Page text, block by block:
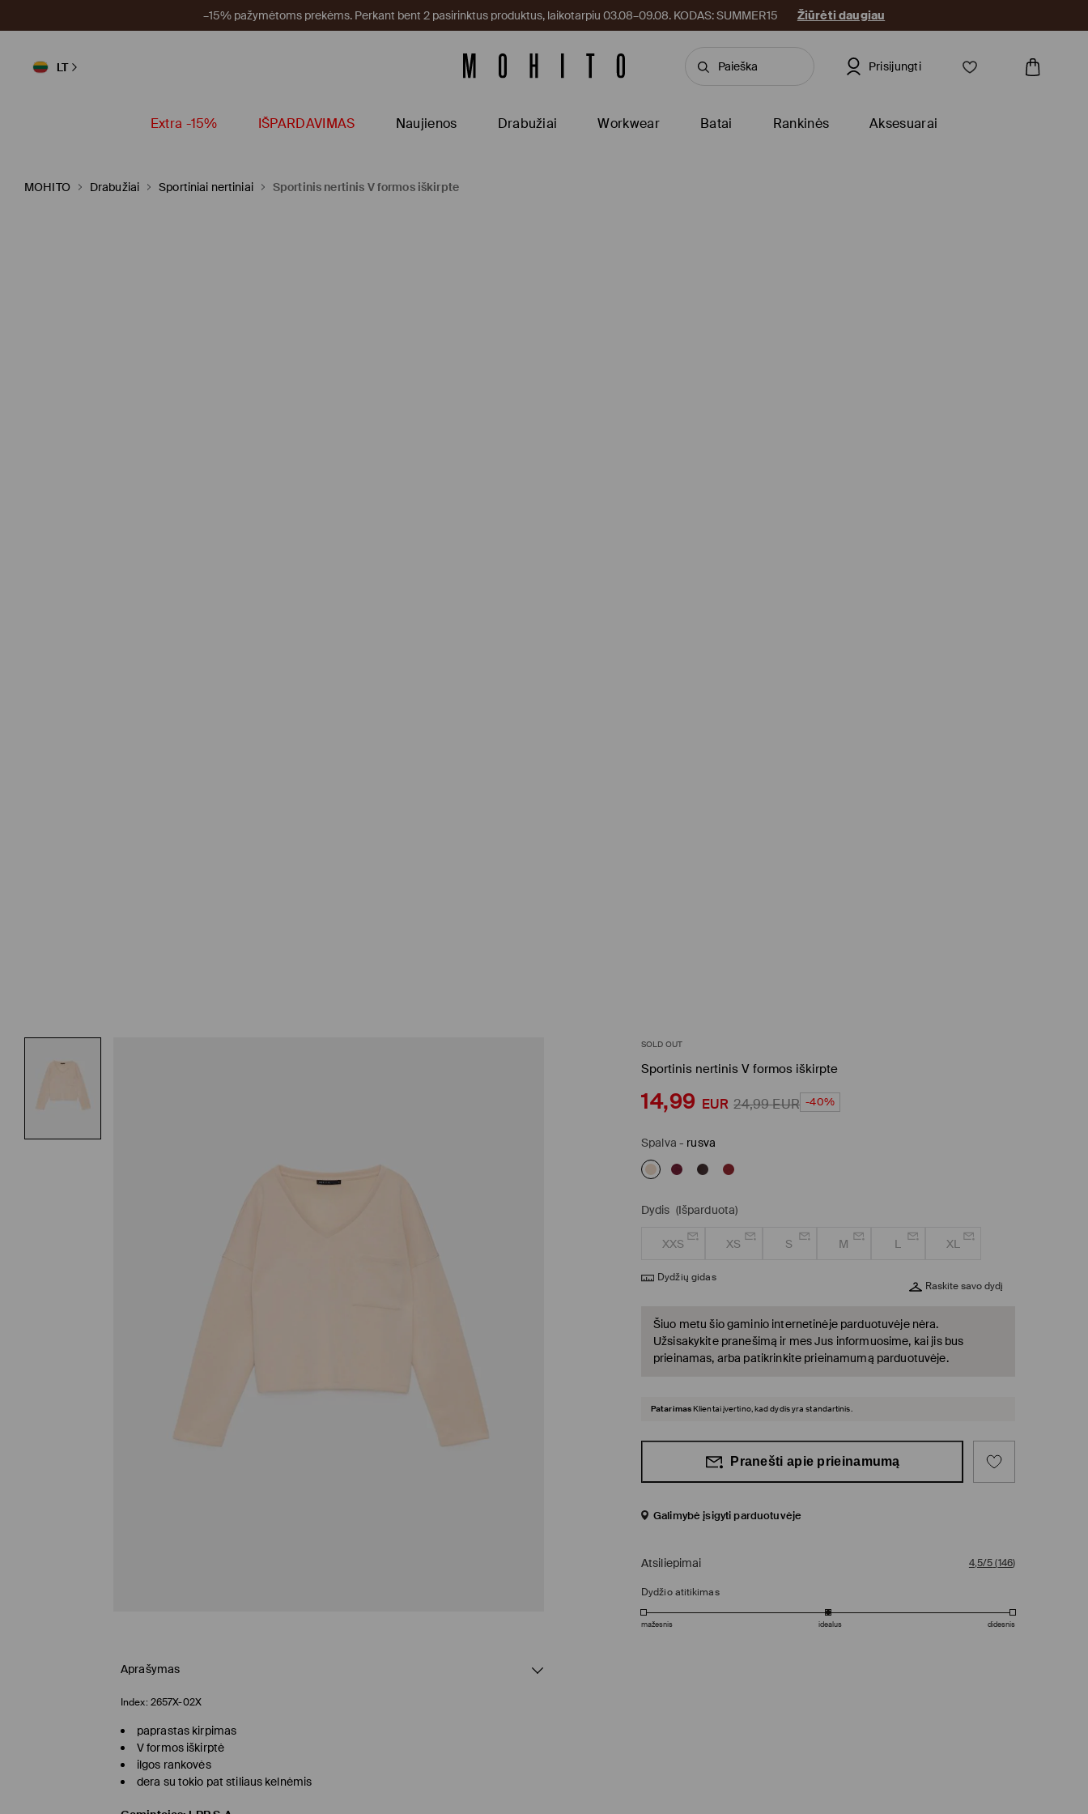
–15% pažymėtoms prekėms. Perkant bent 2 pasirinktus produktus, laikotarpiu 03.08–09.08. KODAS: SUMMER15 Žiūrėti daugiau
LT Prisijungti
Extra -15% IŠPARDAVIMAS Naujienos Drabužiai Workwear Batai Rankinės Aksesuarai
MOHITO Drabužiai Sportiniai nertiniai Sportinis nertinis V formos iškirpte
SOLD OUT
Sportinis nertinis V formos iškirpte
14,99 EUR 24,99EUR -40%
Spalva - rusva
Dydis (Išparduota)
XXS XS S M L XL
Dydžių gidas
Raskite savo dydį
Šiuo metu šio gaminio internetinėje parduotuvėje nėra.
Užsisakykite pranešimą ir mes Jus informuosime, kai jis bus
prieinamas, arba patikrinkite prieinamumą parduotuvėje.
Patarimas Klientai įvertino, kad dydis yra standartinis.
Pranešti apie prieinamumą
Galimybė įsigyti parduotuvėje
Atsiliepimai 4,5/5(146)
Dydžio atitikimas
mažesnis idealus didesnis
Aprašymas
Index: 2657X-02X
paprastas kirpimas
V formos iškirptė
ilgos rankovės
dera su tokio pat stiliaus kelnėmis